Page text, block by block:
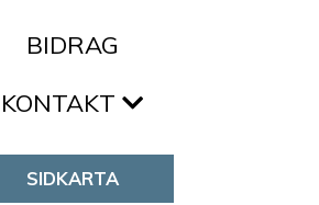
BIDRAG
KONTAKT
SIDKARTA